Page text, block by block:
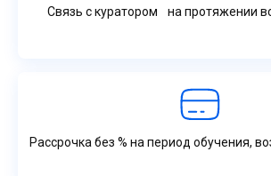
Связь с куратором на протяжении
Рассрочка без % на период обучения,